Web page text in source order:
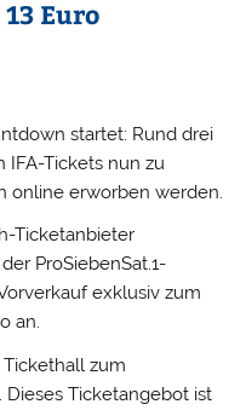
Euro
startet: Rund drei
IFA-Tickets nun zu
online erworben werden.
Ticketanbieter
ProSiebenSat.1-
exklusiv zum
an.
zum
Dieses Ticketangebot ist